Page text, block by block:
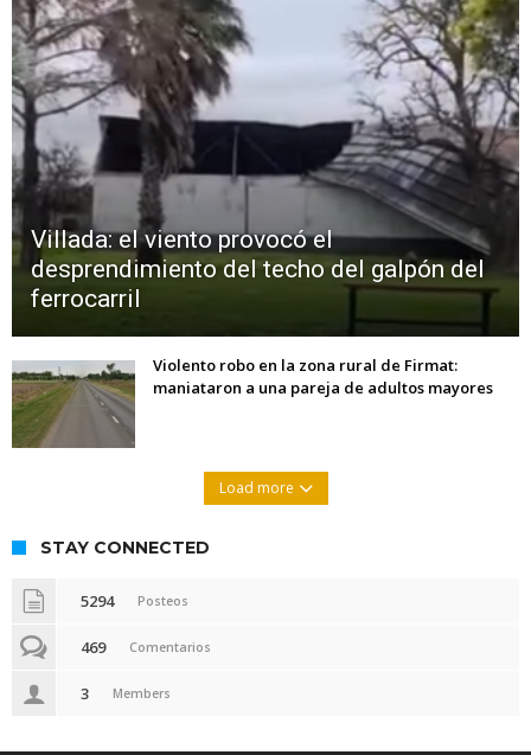
Villada: el viento provocó el
desprendimiento del techo del galpón del
ferrocarril
Violento robo en la zona rural de Firmat:
maniataron a una pareja de adultos mayores
Load more
STAY CONNECTED
5294 Posteos
469 Comentarios
3 Members